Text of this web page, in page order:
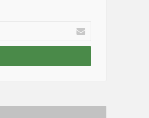
خ
ب
ك